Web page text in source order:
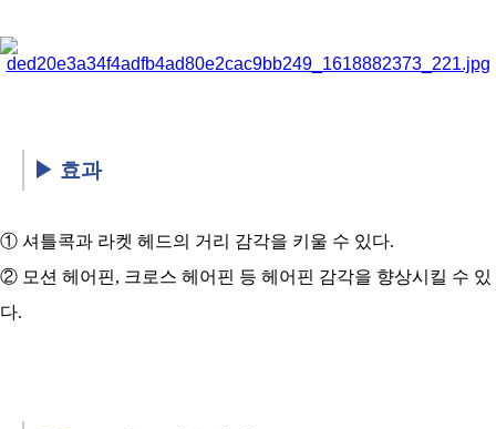
▶ 효과
① 셔틀콕과 라켓 헤드의 거리 감각을 키울 수 있다.
② 모션 헤어핀, 크로스 헤어핀 등 헤어핀 감각을 향상시킬 수 있
다.